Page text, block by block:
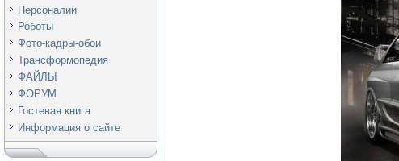
Персоналии
Роботы
Фото-кадры-обои
Трансформопедия
ФАЙЛЫ
ФОРУМ
Гостевая книга
Информация о сайте